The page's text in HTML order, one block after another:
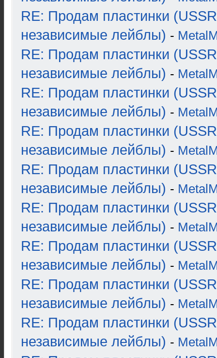
RE: Продам пластинки
независимые лейблы) -
RE: Продам пластинки
независимые лейблы) -
RE: Продам пластинки
независимые лейблы) -
RE: Продам пластинки
независимые лейблы) -
RE: Продам пластинки
независимые лейблы) -
RE: Продам пластинки
независимые лейблы) -
RE: Продам пластинки
независимые лейблы) -
RE: Продам пластинки
независимые лейблы) -
RE: Продам пластинки
независимые лейблы) -